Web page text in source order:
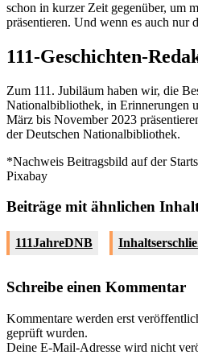
schon in kurzer Zeit gegenüber, um
präsentieren. Und wenn es auch nur
111-Geschichten-
Zum 111. Jubiläum haben wir, die
Nationalbibliothek, in Erinnerungen
März bis November 2023
der Deutschen Nationalbibliothek.
*Nachweis Beitragsbild auf der
Pixabay
Beiträge mit ähnlichen
111JahreDNB
Schreibe einen Kommentar
Kommentare werden erst
geprüft wurden.
Deine E-Mail-Adresse wird nicht